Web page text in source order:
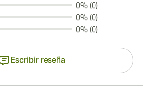
0% (0)
0% (0)
0% (0)
Escribir reseña